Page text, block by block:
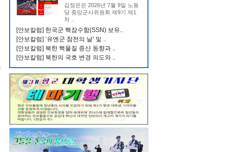
김정은은 2026년 7월 9일 노동
당 중앙군사위원회 제9기 제1
차 ..
[안보칼럼] 한국군 핵잠수함(SSN) 보유..
[안보칼럼] ‘유엔군 참전의 날’ 및 ..
[안보칼럼] 북한 핵물질 증산 동향과 ..
[안보칼럼] 북한의 국호 변경 의도와 ..